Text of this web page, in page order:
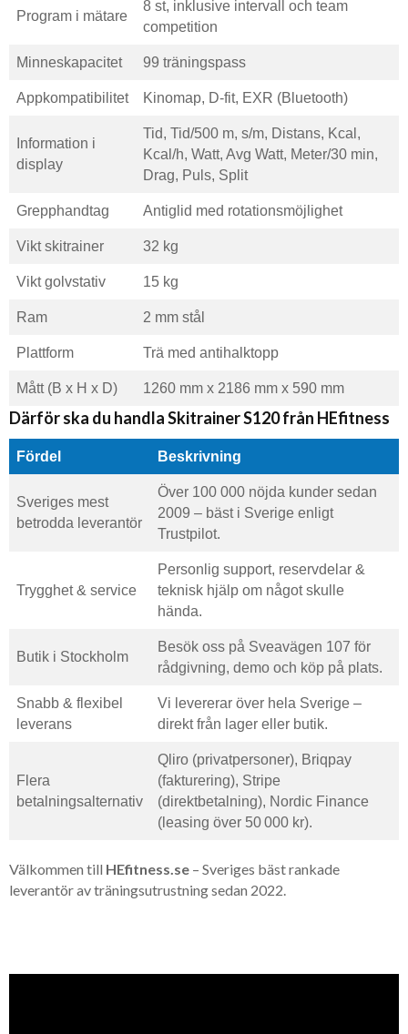
Program i mätare
8 st, inklusive intervall och team
competition
Minneskapacitet 99 träningspass
Appkompatibilitet Kinomap, D-fit, EXR (Bluetooth)
Information i
display
Tid, Tid/500 m, s/m, Distans, Kcal,
Kcal/h, Watt, Avg Watt, Meter/30 min,
Drag, Puls, Split
Grepphandtag Antiglid med rotationsmöjlighet
Vikt skitrainer 32 kg
Vikt golvstativ 15 kg
Ram 2 mm stål
Plattform Trä med antihalktopp
Mått (B x H x D) 1260 mm x 2186 mm x 590 mm
Därför ska du handla Skitrainer S120 från HEfitness
Fördel Beskrivning
Sveriges mest
betrodda leverantör
Över 100 000 nöjda kunder sedan
2009 – bäst i Sverige enligt
Trustpilot.
Trygghet & service
Personlig support, reservdelar &
teknisk hjälp om något skulle
hända.
Butik i Stockholm
Besök oss på Sveavägen 107 för
rådgivning, demo och köp på plats.
Snabb & flexibel
leverans
Vi levererar över hela Sverige –
direkt från lager eller butik.
Flera
betalningsalternativ
Qliro (privatpersoner), Briqpay
(fakturering), Stripe
(direktbetalning), Nordic Finance
(leasing över 50 000 kr).
Välkommen till HEfitness.se – Sveriges bäst rankade
leverantör av träningsutrustning sedan 2022.